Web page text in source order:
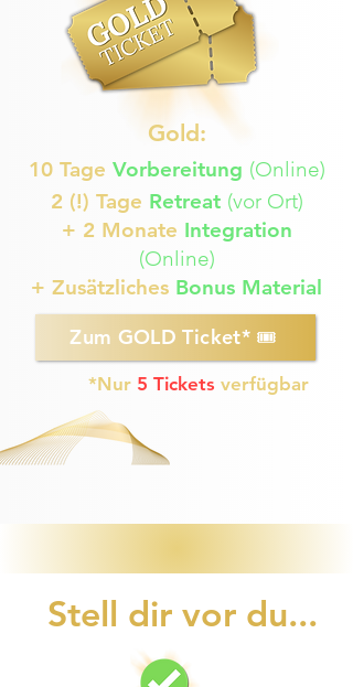
Gold:
10 Tage Vorbereitung (Online)
2 (!) Tage Retreat (vor Ort)
+ 2 Monate Integration
(Online)
+ Zusätzliches Bonus Material
Zum GOLD Ticket* 🎟️
*Nur 5 Tickets verfügbar
Stell dir vor du...